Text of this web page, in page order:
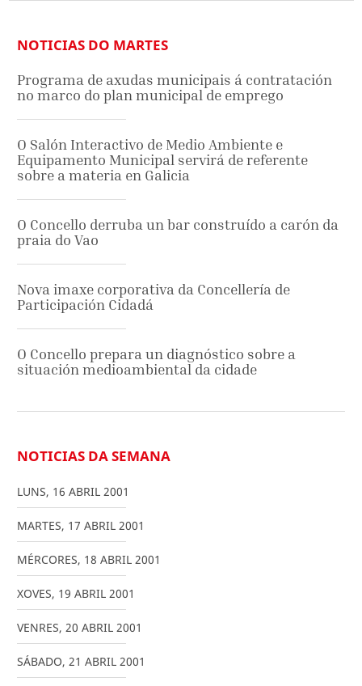
NOTICIAS DO MARTES
Programa de axudas municipais á contratación
no marco do plan municipal de emprego
O Salón Interactivo de Medio Ambiente e
Equipamento Municipal servirá de referente
sobre a materia en Galicia
O Concello derruba un bar construído a carón da
praia do Vao
Nova imaxe corporativa da Concellería de
Participación Cidadá
O Concello prepara un diagnóstico sobre a
situación medioambiental da cidade
NOTICIAS DA SEMANA
LUNS, 16 ABRIL 2001
MARTES, 17 ABRIL 2001
MÉRCORES, 18 ABRIL 2001
XOVES, 19 ABRIL 2001
VENRES, 20 ABRIL 2001
SÁBADO, 21 ABRIL 2001